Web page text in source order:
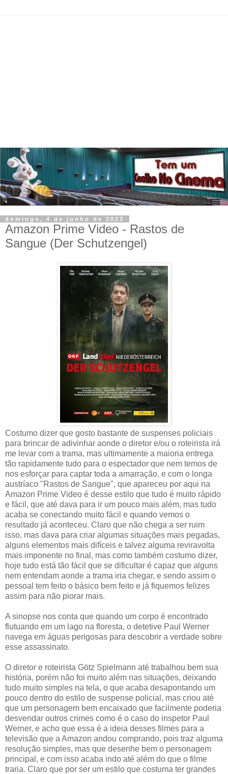
domingo, 4 de junho de 2023
Amazon Prime Video - Rastos de
Sangue (Der Schutzengel)
Costumo dizer que gosto bastante de suspenses policiais
para brincar de adivinhar aonde o diretor e/ou o roteirista irá
me levar com a trama, mas ultimamente a maioria entrega
tão rapidamente tudo para o espectador que nem temos de
nos esforçar para captar toda a amarração, e com o longa
austríaco "Rastos de Sangue", que apareceu por aqui na
Amazon Prime Video é desse estilo que tudo é muito rápido
e fácil, que até dava para ir um pouco mais além, mas tudo
acaba se conectando muito fácil e quando vemos o
resultado já aconteceu. Claro que não chega a ser ruim
isso, mas dava para criar algumas situações mais pegadas,
alguns elementos mais difíceis e talvez alguma reviravolta
mais imponente no final, mas como também costumo dizer,
hoje tudo está tão fácil que se dificultar é capaz que alguns
nem entendam aonde a trama iria chegar, e sendo assim o
pessoal tem feito o básico bem feito e já fiquemos felizes
assim para não piorar mais.
A sinopse nos conta que quando um corpo é encontrado
flutuando em um lago na floresta, o detetive Paul Werner
navega em águas perigosas para descobrir a verdade sobre
esse assassinato.
O diretor e roteirista Götz Spielmann até trabalhou bem sua
história, porém não foi muito além nas situações, deixando
tudo muito simples na tela, o que acaba desapontando um
pouco dentro do estilo de suspense policial, mas criou até
que um personagem bem encaixado que facilmente poderia
desvendar outros crimes como é o caso do inspetor Paul
Werner, e acho que essa é a ideia desses filmes para a
televisão que a Amazon andou comprando, pois traz alguma
resolução simples, mas que desenhe bem o personagem
principal, e com isso acaba indo até além do que o filme
traria. Claro que por ser um estilo que costuma ter grandes